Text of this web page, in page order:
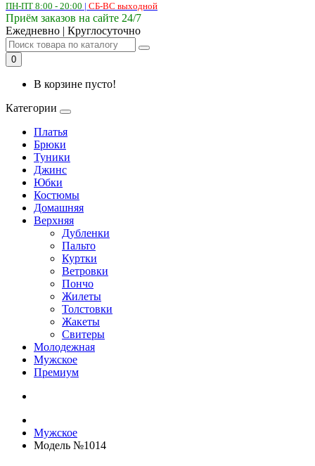
ПН-ПТ 8:00 - 20:00 | СБ-ВС выходной
Приём заказов на сайте 24/7
Ежедневно | Круглосуточно
0
В корзине пусто!
Категории
Платья
Брюки
Туники
Джинс
Юбки
Костюмы
Домашняя
Верхняя
Дубленки
Пальто
Куртки
Ветровки
Пончо
Жилеты
Толстовки
Жакеты
Свитеры
Молодежная
Мужское
Премиум
Мужское
Модель №1014